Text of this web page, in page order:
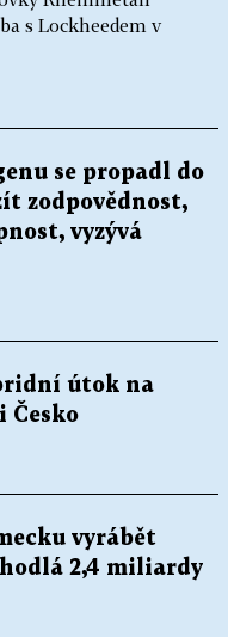
s Lockheedem v
se propadl do
zodpovědnost,
vyzývá
útok na
Česko
vyrábět
2,4 miliardy